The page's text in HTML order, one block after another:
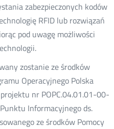
zabezpieczonych kodów
RFID lub rozwiązań
pod uwagę możliwości
zostanie ze środków
Operacyjnego Polska
nr POPC.04.01.01-00-
Informacyjnego ds.
ze środków Pomocy